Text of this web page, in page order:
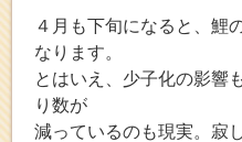
４月も下旬になると、鯉
なります。
とはいえ、少子化の影響
り数が
減っているのも現実。寂